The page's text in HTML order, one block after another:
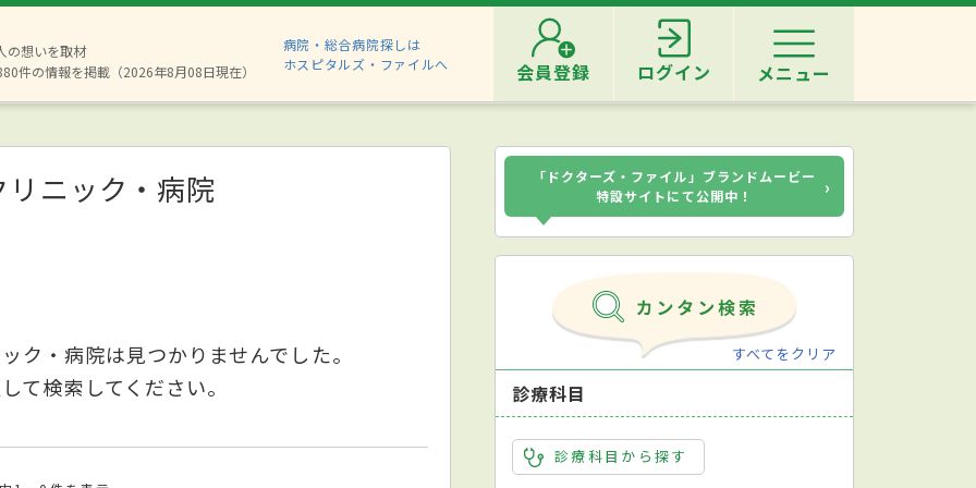
の想いを取材
件の情報を掲載（2026年8月08日現在）
病院・総合病院探しは
ホスピタルズ・ファイルへ
会員登録 ログイン メニュー
リニック・病院
ク・病院は見つかりませんでした。
て検索してください。
「ドクターズ・ファイル」ブランドムービー
特設サイトにて公開中！
›
すべてをクリア
診療科目
診療科目から探す